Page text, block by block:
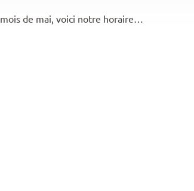
de mai, voici notre horaire…